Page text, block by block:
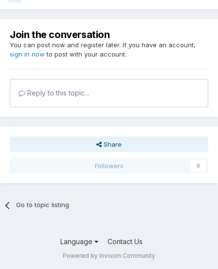
Join the conversation
You can post now and register later. If you have an account,
sign in now to post with your account.
Reply to this topic...
Share
Followers 0
Go to topic listing
Language Contact Us
Powered by Invision Community